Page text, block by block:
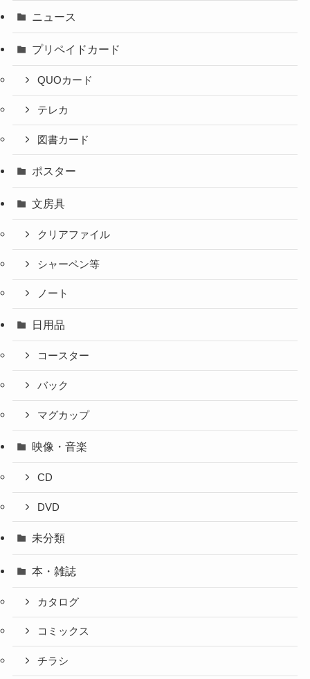
ニュース
プリペイドカード
QUOカード
テレカ
図書カード
ポスター
文房具
クリアファイル
シャーペン等
ノート
日用品
コースター
バック
マグカップ
映像・音楽
CD
DVD
未分類
本・雑誌
カタログ
コミックス
チラシ